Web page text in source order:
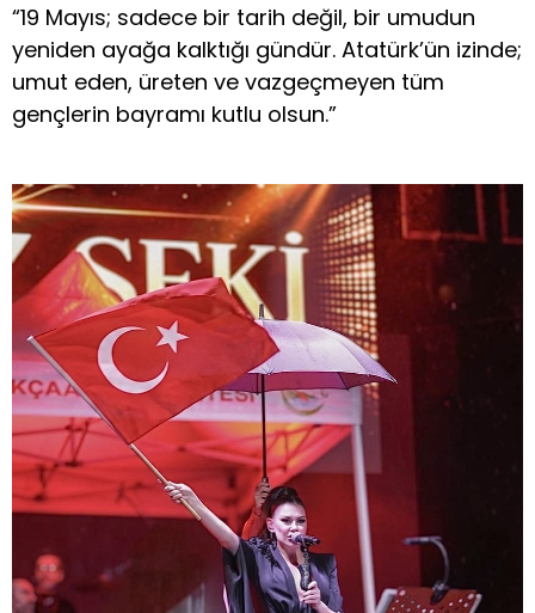
“19 Mayıs; sadece bir tarih değil, bir umudun
yeniden ayağa kalktığı gündür. Atatürk’ün izinde;
umut eden, üreten ve vazgeçmeyen tüm
gençlerin bayramı kutlu olsun.”